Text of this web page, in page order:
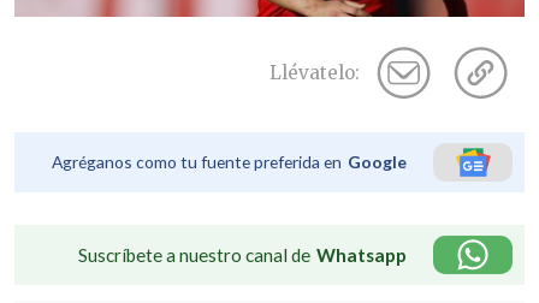
Llévatelo:
Agréganos como tu fuente preferida en Google
Suscríbete a nuestro canal de Whatsapp